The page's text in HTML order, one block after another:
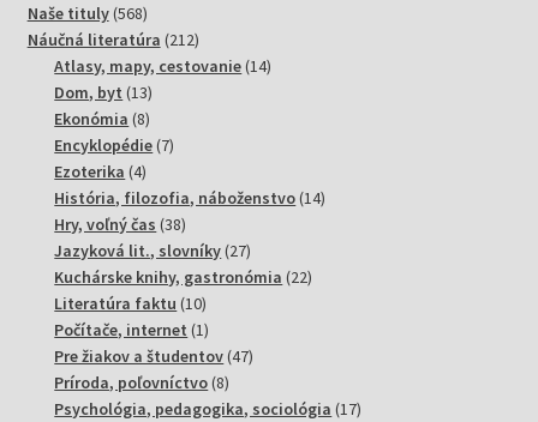
Naše tituly 568568
produktov
Náučná literatúra 212212
produktov
Atlasy, mapy, cestovanie 1414
Dom, byt 1313
produktov
Ekonómia 88
produktov
Encyklopédie 77
Ezoterika 44
produkty
História, filozofia, náboženstvo 1414
Hry, voľný čas 3838
produktov
Jazyková lit., slovníky 2727
produktov
Kuchárske knihy, gastronómia 2222
Literatúra faktu 1010
produktov
Počítače, internet 11
produkt
Pre žiakov a študentov 4747
Príroda, poľovníctvo 88
produktov
Psychológia, pedagogika, sociológia 1717